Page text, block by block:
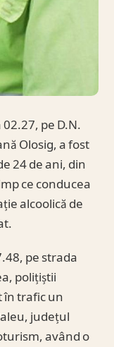
pe D.N.
Olosig, a fost
24 de ani, din
ce conducea
alcoolică de
pe strada
polițiștii
în trafic un
județul
având o